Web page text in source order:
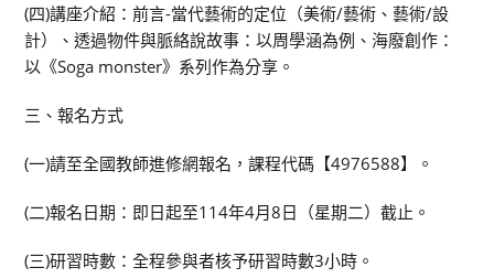
(四)講座介紹：前言-當代藝術的定位（美術/藝術、藝術/設
計）、透過物件與脈絡說故事：以周學涵為例、海廢創作：
以《Soga monster》系列作為分享。
三、報名方式
(一)請至全國教師進修網報名，課程代碼【4976588】。
(二)報名日期：即日起至114年4月8日（星期二）截止。
(三)研習時數：全程參與者核予研習時數3小時。